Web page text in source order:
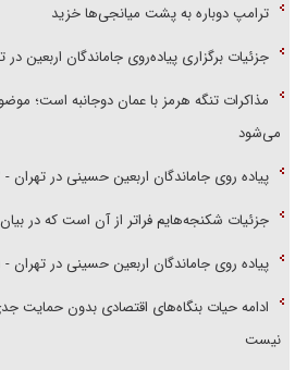
ترامپ دوباره به پشت میانجی‌ها خزید
جزئیات برگزاری پیاده‌روی جاماندگان اربعین در
مذاکرات تنگه هرمز با عمان دوجانبه است؛
می‌شود
پیاده روی جاماندگان اربعین حسینی در تهران - ۲
جزئیات شکنجه‌هایم فراتر از آن است که در
پیاده روی جاماندگان اربعین حسینی در تهران - ۱
ادامه حیات بنگاه‌های اقتصادی بدون حمایت
نیست